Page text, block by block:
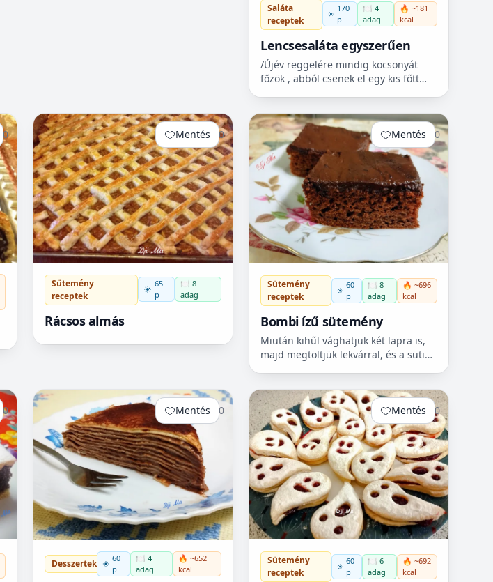
Saláta
receptek
170
p
🍽️ 4
adag
🔥 ~181
kcal
Lencsesaláta egyszerűen
/Újév reggelére mindig kocsonyát
főzök , abból csenek el egy kis főtt
0 Mentés 0
Sütemény
receptek
65
p
🍽️ 8
adag
Rácsos almás
Mentés 0
Sütemény
receptek
60
p
🍽️ 8
adag
🔥 ~696
kcal
Bombi ízű sütemény
Miután kihűl vághatjuk két lapra is,
majd megtöltjük lekvárral, és a süti
0 Mentés 0
Desszertek
60
p
🍽️ 4
adag
🔥 ~652
kcal
Mentés 0
Sütemény
receptek
60
p
🍽️ 6
adag
🔥 ~692
kcal